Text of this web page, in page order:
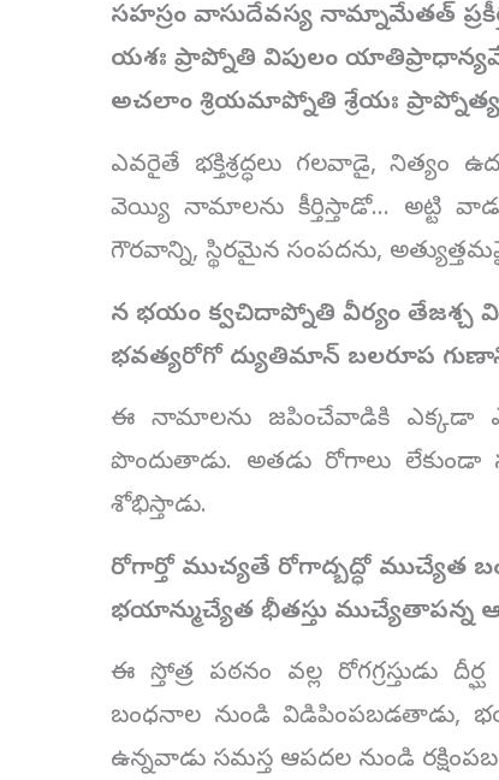
సహస్రం వాసుదేవస్య నామ్నామేతత్
యశః ప్రాప్నోతి విపులం
అచలాం శ్రియమాప్నోతి శ్రేయః
ఎవరైతే భక్తిశ్రద్ధలు గలవాడై,
వెయ్యి నామాలను కీర్తిస్తాడో… అట్టి
గౌరవాన్ని, స్థిరమైన సంపదను,
న భయం క్వచిదాప్నోతి వీర్యం తేజశ్చ
భవత్యరోగో ద్యుతిమాన్ బలరూప
ఈ నామాలను జపించేవాడికి ఎక్కడా
పొందుతాడు. అతడు రోగాలు లేకుండా
శోభిస్తాడు.
రోగార్తో ముచ్యతే రోగాద్బద్ధో ముచ్యేత
భయాన్ముచ్యేత భీతస్తు ముచ్యేతాపన్న
ఈ స్తోత్ర పఠనం వల్ల రోగగ్రస్తుడు
బంధనాల నుండి
ఉన్నవాడు సమస్త ఆపదల నుండి